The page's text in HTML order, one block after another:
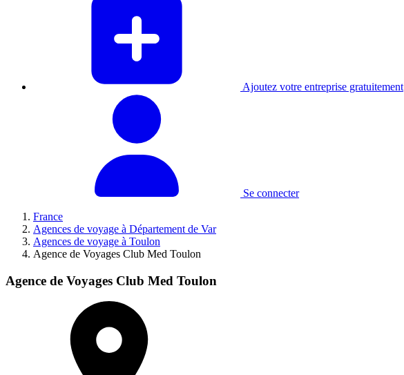
Ajoutez votre entreprise gratuitement
Se connecter
France
Agences de voyage à Département de Var
Agences de voyage à Toulon
Agence de Voyages Club Med Toulon
Agence de Voyages Club Med Toulon